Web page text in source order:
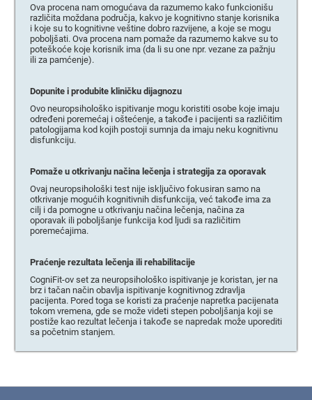
Ova procena nam omogućava da razumemo kako funkcionišu
različita moždana područja, kakvo je kognitivno stanje korisnika
i koje su to kognitivne veštine dobro razvijene, a koje se mogu
poboljšati. Ova procena nam pomaže da razumemo kakve su to
poteškoće koje korisnik ima (da li su one npr. vezane za pažnju
ili za pamćenje).
Dopunite i produbite kliničku dijagnozu
Ovo neuropsihološko ispitivanje mogu koristiti osobe koje imaju
određeni poremećaj i oštećenje, a takođe i pacijenti sa različitim
patologijama kod kojih postoji sumnja da imaju neku kognitivnu
disfunkciju.
Pomaže u otkrivanju načina lečenja i strategija za oporavak
Ovaj neuropsihološki test nije isključivo fokusiran samo na
otkrivanje mogućih kognitivnih disfunkcija, već takođe ima za
cilj i da pomogne u otkrivanju načina lečenja, načina za
oporavak ili poboljšanje funkcija kod ljudi sa različitim
poremećajima.
Praćenje rezultata lečenja ili rehabilitacije
CogniFit-ov set za neuropsihološko ispitivanje je koristan, jer na
brz i tačan način obavlja ispitivanje kognitivnog zdravlja
pacijenta. Pored toga se koristi za praćenje napretka pacijenata
tokom vremena, gde se može videti stepen poboljšanja koji se
postiže kao rezultat lečenja i takođe se napredak može uporediti
sa početnim stanjem.